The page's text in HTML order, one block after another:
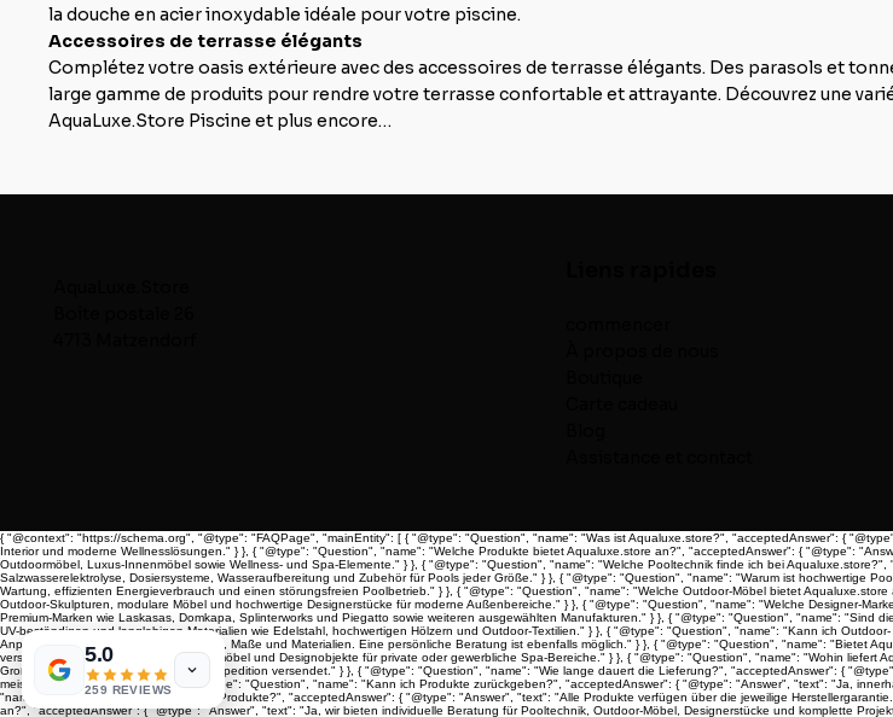
la douche en acier inoxydable idéale pour votre piscine.
Accessoires de terrasse élégants
Complétez votre oasis extérieure avec des accessoires de terrasse élégants. Des parasols et
large gamme de produits pour rendre votre terrasse confortable et attrayante. Découvrez une
AquaLuxe.Store Piscine et plus encore…
{ "@context": "https://schema.org", "@type": "FAQPage", "mainEntity": [ { "@type": "Question", "name": "Was ist Aqualuxe.store?", "acceptedAnswer": {
Interior und moderne Wellnesslösungen." } }, { "@type": "Question", "name": "Welche Produkte bietet Aqualuxe.store an?", "acceptedAnswer": { "@type":
Outdoormöbel, Luxus-Innenmöbel sowie Wellness- und Spa-Elemente." } }, { "@type": "Question", "name": "Welche Pooltechnik finde ich bei
Salzwasserelektrolyse, Dosiersysteme, Wasseraufbereitung und Zubehör für Pools jeder Größe." } }, { "@type": "Question", "name": "Warum ist hochwertige
Wartung, effizienten Energieverbrauch und einen störungsfreien Poolbetrieb." } }, { "@type": "Question", "name": "Welche Outdoor-Möbel bietet
Outdoor-Skulpturen, modulare Möbel und hochwertige Designerstücke für moderne Außenbereiche." } }, { "@type": "Question", "name": "Welche Designer-
Premium-Marken wie Laskasas, Domkapa, Splinterworks und Piegatto sowie weiteren ausgewählten Manufakturen." } }, { "@type": "Question", "name":
UV-beständigen und langlebigen Materialien wie Edelstahl, hochwertigen Hölzern und Outdoor-Textilien." } }, { "@type": "Question", "name": "Kann ich
Anpassungen wie Stoffauswahl, Farben, Maße und Materialien. Eine persönliche Beratung ist ebenfalls möglich." } }, { "@type": "Question", "name": "Bietet
verschiedene Wellnessprodukte, Relaxmöbel und Designobjekte für private oder gewerbliche Spa-Bereiche." } }, { "@type": "Question", "name": "Wohin
Große Möbelstücke werden sicher per Spedition versendet." } }, { "@type": "Question", "name": "Wie lange dauert die Lieferung?", "acceptedAnswer": {
meist sehr schnell verfügbar." } }, { "@type": "Question", "name": "Kann ich Produkte zurückgeben?", "acceptedAnswer": { "@type": "Answer", "text": "Ja,
"name": "Gibt es eine Garantie auf die Produkte?", "acceptedAnswer": { "@type": "Answer", "text": "Alle Produkte verfügen über die jeweilige
an?", "acceptedAnswer": { "@type": "Answer", "text": "Ja, wir bieten individuelle Beratung für Pooltechnik, Outdoor-Möbel, Designerstücke und komplette
5.0
259 REVIEWS